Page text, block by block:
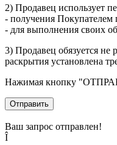
2) Продавец использует
- получения Покупателем
- для выполнения своих
3) Продавец обязуется не
раскрытия установлена
Нажимая кнопку
Отправить
Ваш запрос отправлен!
Î